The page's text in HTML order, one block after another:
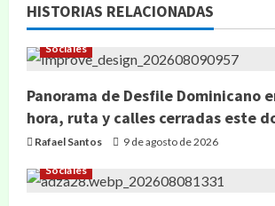
HISTORIAS RELACIONADAS
Sociales
Panorama de Desfile Dominicano
hora, ruta y calles cerradas este
Rafael Santos 9 de agosto de 2026
Sociales